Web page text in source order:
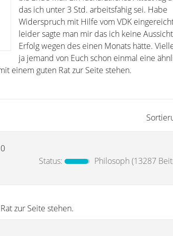
das ich unter 3 Std. arbeitsfähig sei. Habe
Widerspruch mit Hilfe vom VDK
leider sagte man mir das ich keine
Erfolg wegen des einen Monats hätte.
ja jemand von Euch schon einmal eine
einem guten Rat zur Seite stehen.
Status:
Philosoph (13287
zur Seite stehen.